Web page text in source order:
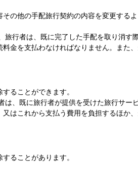
他の手配旅行契約の内容を変更する
行者は、既に完了した手配を取り消
金を支払わなければなりません。また
ることができます。
、既に旅行者が提供を受けた旅行サ
はこれから支払う費用を負担するほか
ることがあります。